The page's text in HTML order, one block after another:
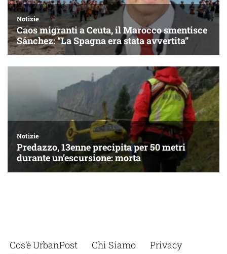
Cos’è UrbanPost Chi Siamo
Privacy